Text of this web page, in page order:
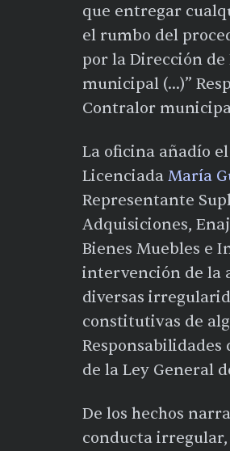
que entregar
el rumbo del
por la Dirección
municipal (...)”
Contralor
La oficina añadío
Licenciada María
Representante
Adquisiciones,
Bienes Muebles e
intervención de la
diversas
constitutivas de
Responsabilidades
de la Ley General
De los hechos
conducta